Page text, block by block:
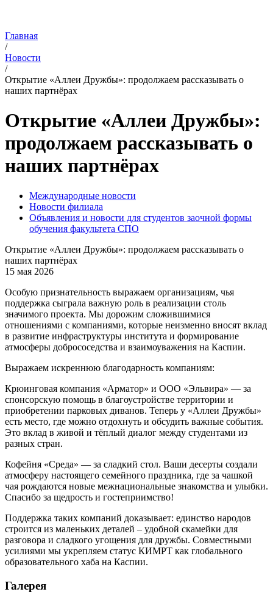
Главная
/
Новости
/
Открытие «Аллеи Дружбы»: продолжаем рассказывать о
наших партнёрах
Открытие «Аллеи Дружбы»:
продолжаем рассказывать о
наших партнёрах
Международные новости
Новости филиала
Объявления и новости для студентов заочной формы
обучения факультета СПО
Открытие «Аллеи Дружбы»: продолжаем рассказывать о
наших партнёрах
15 мая 2026
Особую признательность выражаем организациям, чья
поддержка сыграла важную роль в реализации столь
значимого проекта. Мы дорожим сложившимися
отношениями с компаниями, которые неизменно вносят вклад
в развитие инфраструктуры института и формирование
атмосферы добрососедства и взаимоуважения на Каспии.
Выражаем искреннюю благодарность компаниям:
Крюинговая компания «Арматор» и ООО «Эльвира» — за
спонсорскую помощь в благоустройстве территории и
приобретении парковых диванов. Теперь у «Аллеи Дружбы»
есть место, где можно отдохнуть и обсудить важные события.
Это вклад в живой и тёплый диалог между студентами из
разных стран.
Кофейня «Среда» — за сладкий стол. Ваши десерты создали
атмосферу настоящего семейного праздника, где за чашкой
чая рождаются новые межнациональные знакомства и улыбки.
Спасибо за щедрость и гостеприимство!
Поддержка таких компаний доказывает: единство народов
строится из маленьких деталей – удобной скамейки для
разговора и сладкого угощения для дружбы. Совместными
усилиями мы укрепляем статус КИМРТ как глобального
образовательного хаба на Каспии.
Галерея